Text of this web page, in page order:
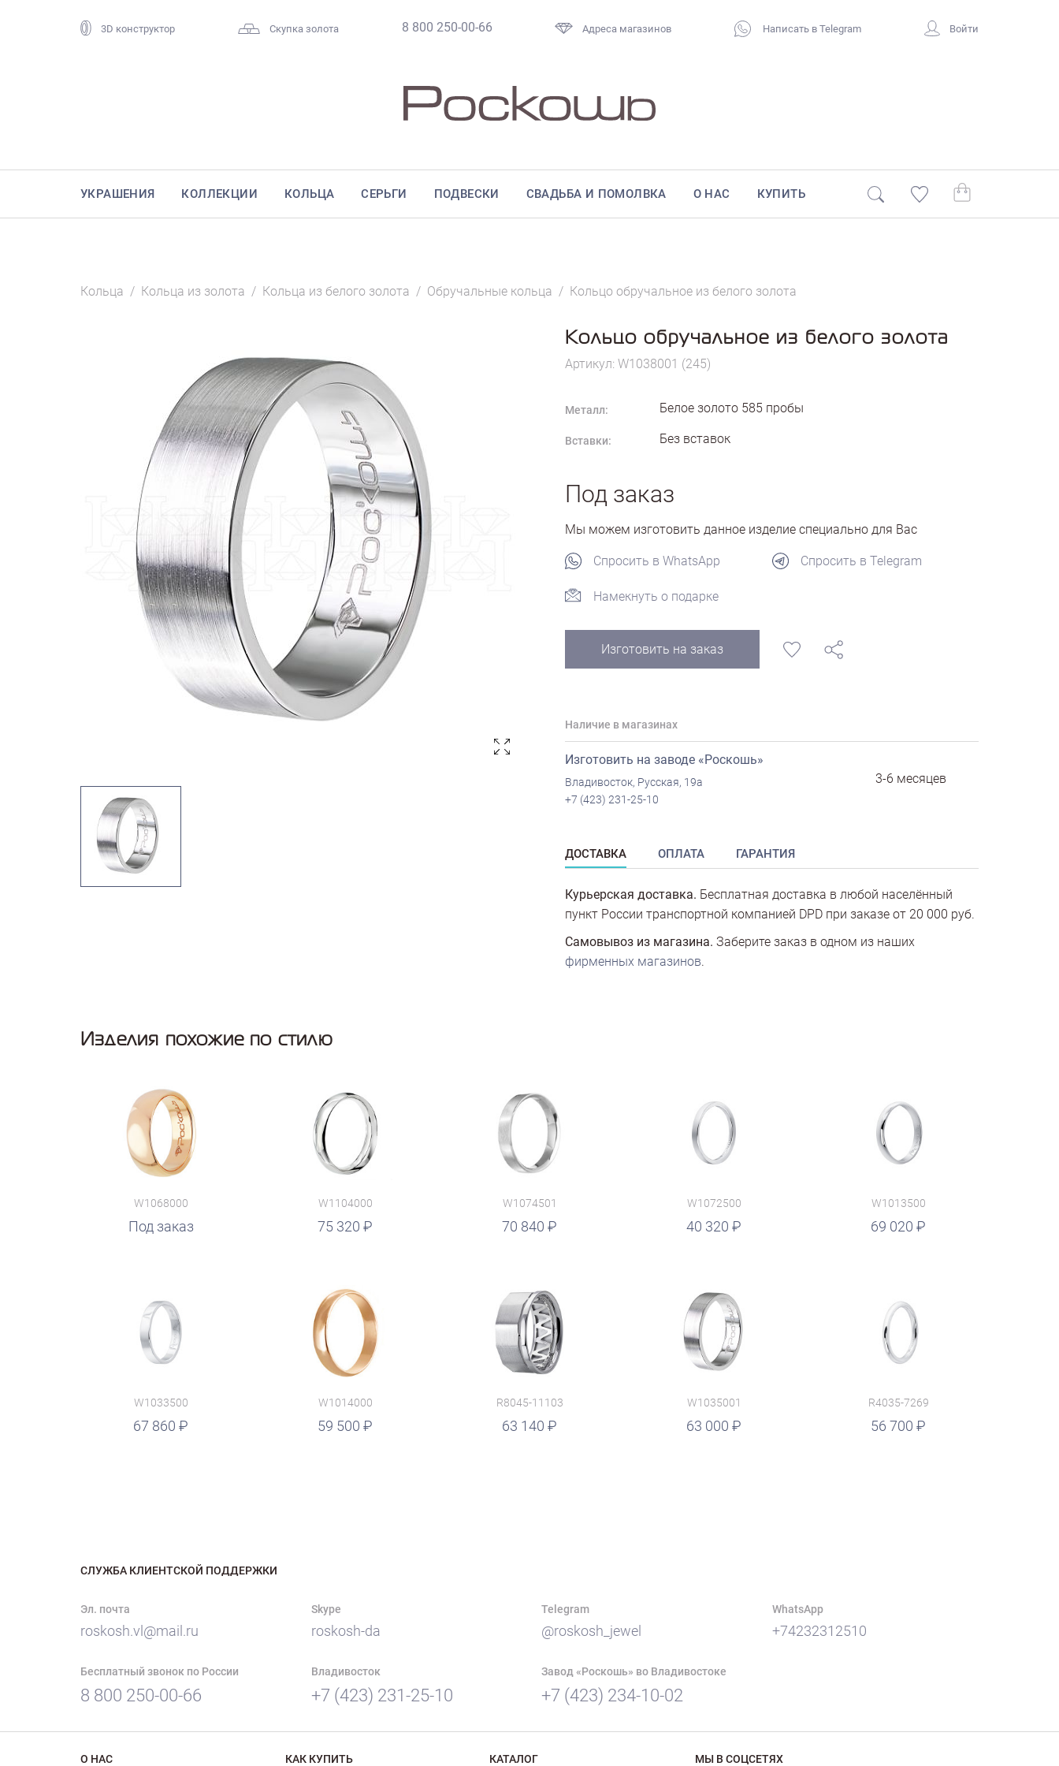
3D конструктор Скупка золота 8 800 250-00-66 Адреса магазинов Написать в Telegram Войти
УКРАШЕНИЯ КОЛЛЕКЦИИ КОЛЬЦА СЕРЬГИ ПОДВЕСКИ СВАДЬБА И ПОМОЛВКА О НАС КУПИТЬ
Кольца / Кольца из золота / Кольца из белого золота / Обручальные кольца / Кольцо обручальное из белого золота
Кольцо обручальное из белого золота
Артикул: W1038001 (245)
Металл: Белое золото 585 пробы
Вставки: Без вставок
Под заказ
Мы можем изготовить данное изделие специально для Вас
Спросить в WhatsApp Спросить в Telegram
Намекнуть о подарке
Изготовить на заказ
Наличие в магазинах
Изготовить на заводе «Роскошь»
Владивосток, Русская, 19а
+7 (423) 231-25-10
3-6 месяцев
ДОСТАВКА ОПЛАТА ГАРАНТИЯ
Курьерская доставка. Бесплатная доставка в любой населённый
пункт России транспортной компанией DPD при заказе от 20 000 руб.
Самовывоз из магазина. Заберите заказ в одном из наших
фирменных магазинов.
Изделия похожие по стилю
W1068000
Под заказ
W1104000
75 320
руб.
W1074501
70 840
руб.
W1072500
40 320
руб.
W1013500
69 020
руб.
W1033500
67 860
W1014000
59 500
руб.
R8045-11103
63 140
руб.
W1035001
63 000
руб.
R4035-7269
56 700
руб.
СЛУЖБА КЛИЕНТСКОЙ ПОДДЕРЖКИ
Эл. почта
roskosh.vl@mail.ru
Skype
roskosh-da
Telegram
@roskosh_jewel
WhatsApp
+74232312510
Бесплатный звонок по России
8 800 250-00-66
Владивосток
+7 (423) 231-25-10
Завод «Роскошь» во Владивостоке
+7 (423) 234-10-02
О НАС КАК КУПИТЬ КАТАЛОГ МЫ В СОЦСЕТЯХ